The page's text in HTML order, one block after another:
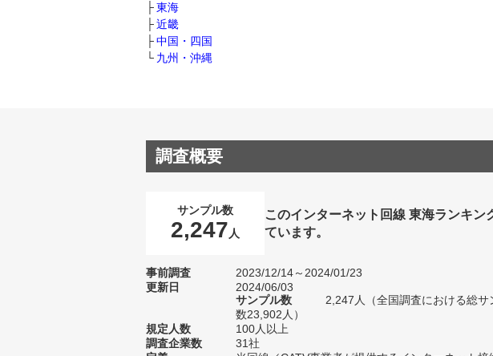
東海
近畿
中国・四国
九州・沖縄
調査概要
サンプル数
2,247 人
このインターネット回線 東海ランキ
ています。
事前調査
2023/12/14～2024/01/23
更新日
2024/06/03
サンプル数
2,247人（全国調査における総サ
数23,902人）
規定人数
100人以上
調査企業数
31社